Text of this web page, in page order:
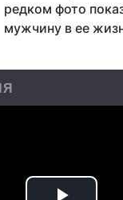
редком фото
мужчину в ее